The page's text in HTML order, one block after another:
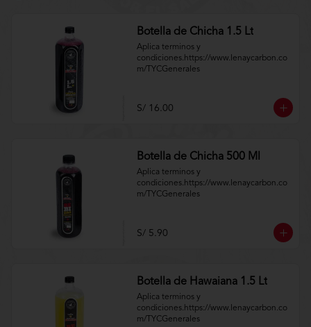
Botella de Chicha 1.5 Lt
Aplica terminos y
condiciones.https://www.lenaycarbon.co
m/TYCGenerales
S/ 16.00
Botella de Chicha 500 Ml
Aplica terminos y
condiciones.https://www.lenaycarbon.co
m/TYCGenerales
S/ 5.90
Botella de Hawaiana 1.5 Lt
Aplica terminos y
condiciones.https://www.lenaycarbon.co
m/TYCGenerales